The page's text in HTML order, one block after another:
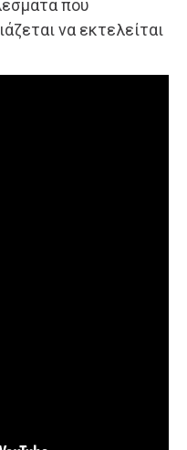
που
να εκτελείται